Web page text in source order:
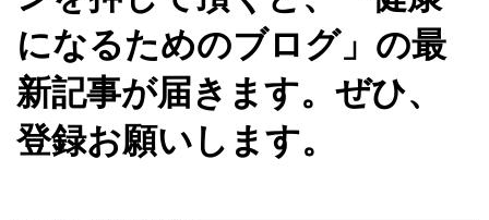
になるためのブログ」の最
新記事が届きます。ぜひ、
登録お願いします。